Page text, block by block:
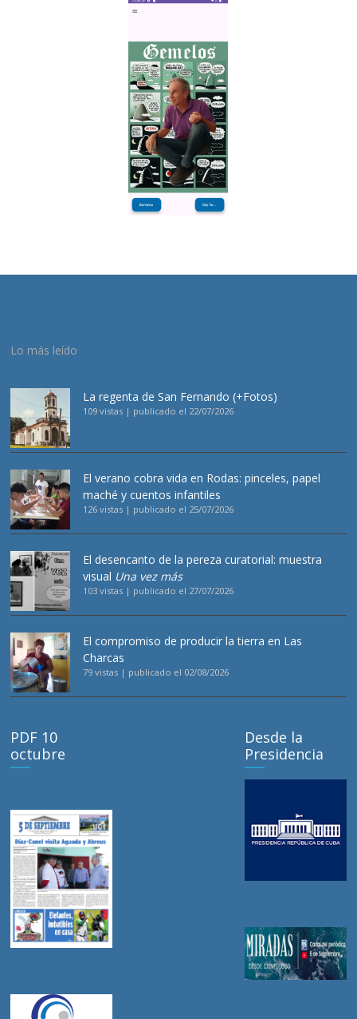
Lo más leído
La regenta de San Fernando (+Fotos)
109 vistas | publicado el 22/07/2026
El verano cobra vida en Rodas: pinceles, papel
maché y cuentos infantiles
126 vistas | publicado el 25/07/2026
El desencanto de la pereza curatorial: muestra
visual Una vez más
103 vistas | publicado el 27/07/2026
El compromiso de producir la tierra en Las
Charcas
79 vistas | publicado el 02/08/2026
PDF 10
octubre
Desde la
Presidencia